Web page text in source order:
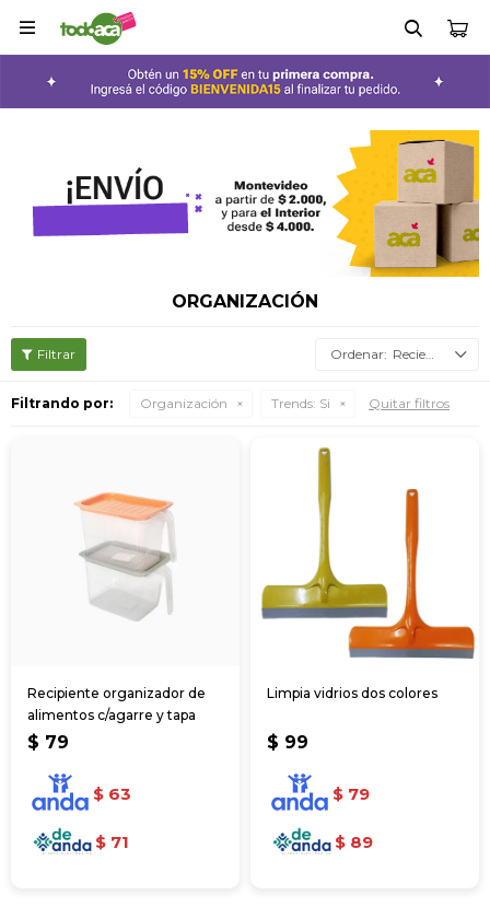

ORGANIZACIÓN
Recientes
Filtrando por: Organización Trends: Si Quitar filtros
Recipiente organizador de
alimentos c/agarre y tapa
$ 79
$ 63
$ 71
Limpia vidrios dos colores
$ 99
$ 79
$ 89